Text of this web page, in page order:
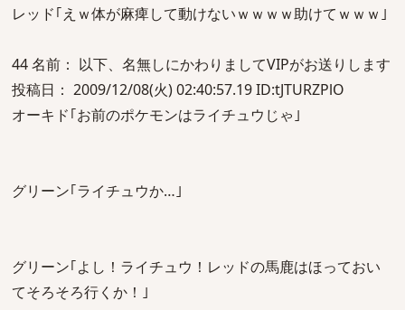
レッド｢えｗ体が麻痺して動けないｗｗｗｗ助けてｗｗｗ｣
44 名前： 以下、名無しにかわりましてVIPがお送りします
投稿日： 2009/12/08(火) 02:40:57.19 ID:tJTURZPlO
オーキド｢お前のポケモンはライチュウじゃ｣
グリーン｢ライチュウか…｣
グリーン｢よし！ライチュウ！レッドの馬鹿はほっておい
てそろそろ行くか！｣